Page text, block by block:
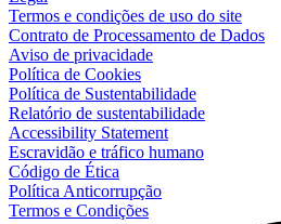
Termos e condições de uso do site
Contrato de Processamento de Dados
Aviso de privacidade
Política de Cookies
Política de Sustentabilidade
Relatório de sustentabilidade
Accessibility Statement
Escravidão e tráfico humano
Código de Ética
Política Anticorrupção
Termos e Condições